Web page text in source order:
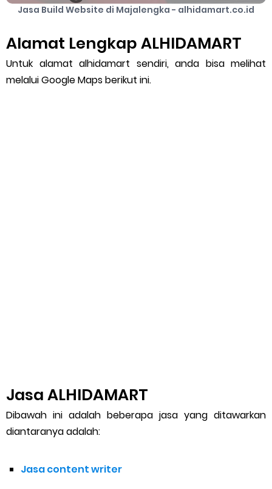
Jasa Build Website di Majalengka - alhidamart.co.id
Alamat Lengkap ALHIDAMART
Untuk alamat alhidamart sendiri, anda bisa melihat
melalui Google Maps berikut ini.
Jasa ALHIDAMART
Dibawah ini adalah beberapa jasa yang ditawarkan
diantaranya adalah:
Jasa content writer